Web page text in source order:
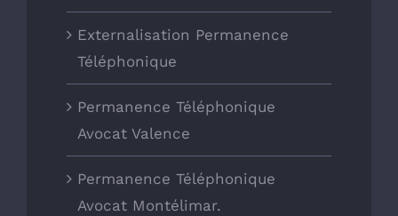
Externalisation Permanence
Téléphonique
Permanence Téléphonique
Avocat Valence
Permanence Téléphonique
Avocat Montélimar.